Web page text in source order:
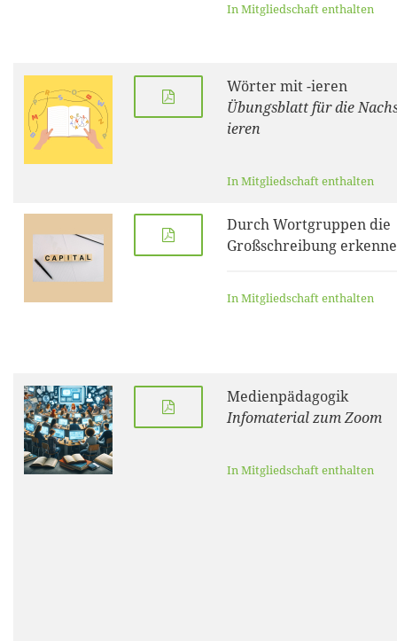
In Mitgliedschaft enthalten
Wörter mit -ieren
Übungsblatt für die
ieren
In Mitgliedschaft enthalten
Durch Wortgruppen die
Großschreibung
In Mitgliedschaft enthalten
Medienpädagogik
Infomaterial zum Zoom
In Mitgliedschaft enthalten